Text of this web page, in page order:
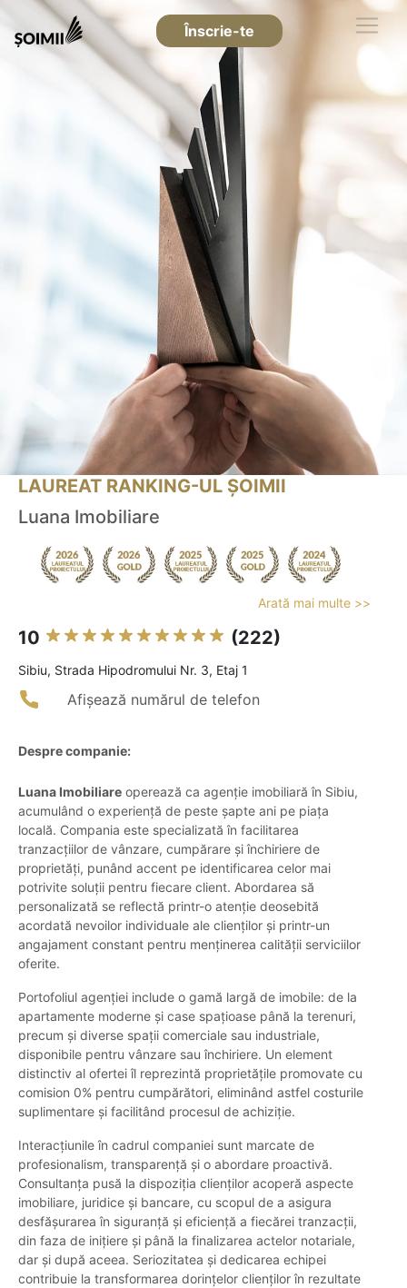
Înscrie-te
LAUREAT RANKING-UL ȘOIMII
Luana Imobiliare
Arată mai multe >>
10 (222)
Sibiu, Strada Hipodromului Nr. 3, Etaj 1
Afișează numărul de telefon
Despre companie:
Luana Imobiliare operează ca agenție imobiliară în Sibiu,
acumulând o experiență de peste șapte ani pe piața
locală. Compania este specializată în facilitarea
tranzacțiilor de vânzare, cumpărare și închiriere de
proprietăți, punând accent pe identificarea celor mai
potrivite soluții pentru fiecare client. Abordarea să
personalizată se reflectă printr-o atenție deosebită
acordată nevoilor individuale ale clienților și printr-un
angajament constant pentru menținerea calității serviciilor
oferite.
Portofoliul agenției include o gamă largă de imobile: de la
apartamente moderne și case spațioase până la terenuri,
precum și diverse spații comerciale sau industriale,
disponibile pentru vânzare sau închiriere. Un element
distinctiv al ofertei îl reprezintă proprietățile promovate cu
comision 0% pentru cumpărători, eliminând astfel costurile
suplimentare și facilitând procesul de achiziție.
Interacțiunile în cadrul companiei sunt marcate de
profesionalism, transparență și o abordare proactivă.
Consultanța pusă la dispoziția clienților acoperă aspecte
imobiliare, juridice și bancare, cu scopul de a asigura
desfășurarea în siguranță și eficiență a fiecărei tranzacții,
din faza de inițiere și până la finalizarea actelor notariale,
dar și după aceea. Seriozitatea și dedicarea echipei
contribuie la transformarea dorințelor clienților în rezultate